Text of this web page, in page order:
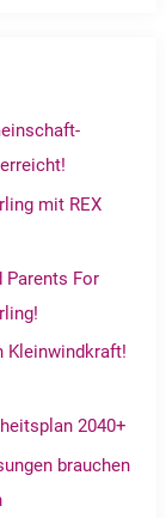
mit REX
Parents For
Kleinwindkraft!
2040+
brauchen